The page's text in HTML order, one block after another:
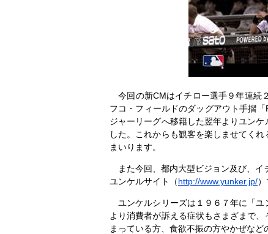
今回の新CMはイチロー選手９年連続
フコ・フィールドのダッグアウト手摺
ジャーリーグへ移籍した翌年よりユン
した。これからも観客を楽しませてく
まいります。
また今回、都内大型ビジョン及び、イ
ユンケルサイト（http://www.yunker.jp/
ユンケルシリーズは１９６７年に「ユ
より消費者が訴える症状もさまざまで
まっている方、食欲不振の方やかぜなど